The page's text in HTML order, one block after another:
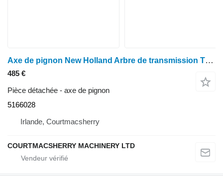
Axe de pignon New Holland Arbre de transmission T16x46 5166028 pour Case Puma 130 (TM120, TM130, 130) pour tracteur à roues
485 €
Pièce détachée - axe de pignon
5166028
Irlande, Courtmacsherry
COURTMACSHERRY MACHINERY LTD